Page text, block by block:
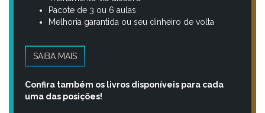
Pacote de 3 ou 6 aulas
Melhoria garantida ou seu dinheiro de volta
SAIBA MAIS
Confira também os livros disponíveis para cada
uma das posições!